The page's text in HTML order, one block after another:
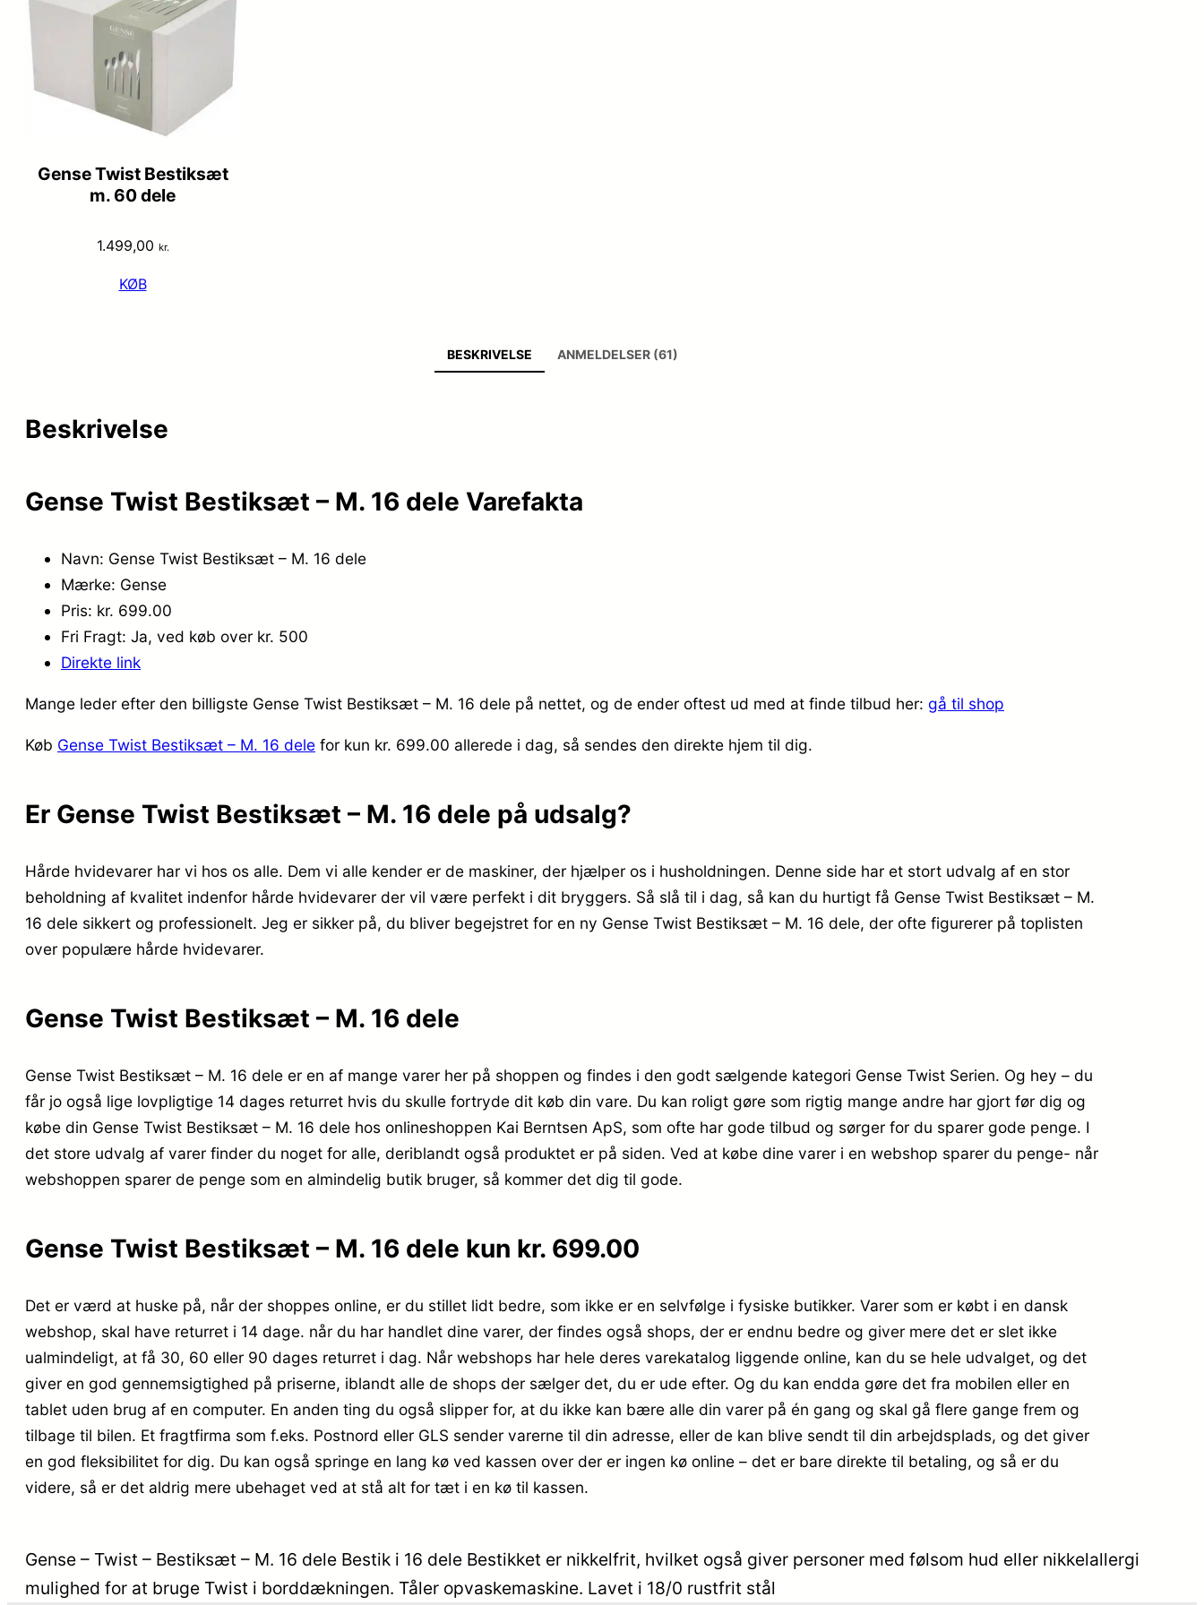
Gense Twist Bestiksæt
m. 60 dele
1.499,00 kr.
KØB
BESKRIVELSE ANMELDELSER (61)
Beskrivelse
Gense Twist Bestiksæt – M. 16 dele Varefakta
Navn: Gense Twist Bestiksæt – M. 16 dele
Mærke: Gense
Pris: kr. 699.00
Fri Fragt: Ja, ved køb over kr. 500
Direkte link
Mange leder efter den billigste Gense Twist Bestiksæt – M. 16 dele på nettet, og de ender oftest ud med at finde tilbud her: gå til shop
Køb Gense Twist Bestiksæt – M. 16 dele for kun kr. 699.00 allerede i dag, så sendes den direkte hjem til dig.
Er Gense Twist Bestiksæt – M. 16 dele på udsalg?
Hårde hvidevarer har vi hos os alle. Dem vi alle kender er de maskiner, der hjælper os i husholdningen. Denne side har et stort udvalg af en stor
beholdning af kvalitet indenfor hårde hvidevarer der vil være perfekt i dit bryggers. Så slå til i dag, så kan du hurtigt få Gense Twist Bestiksæt – M.
16 dele sikkert og professionelt. Jeg er sikker på, du bliver begejstret for en ny Gense Twist Bestiksæt – M. 16 dele, der ofte figurerer på toplisten
over populære hårde hvidevarer.
Gense Twist Bestiksæt – M. 16 dele
Gense Twist Bestiksæt – M. 16 dele er en af mange varer her på shoppen og findes i den godt sælgende kategori Gense Twist Serien. Og hey – du
får jo også lige lovpligtige 14 dages returret hvis du skulle fortryde dit køb din vare. Du kan roligt gøre som rigtig mange andre har gjort før dig og
købe din Gense Twist Bestiksæt – M. 16 dele hos onlineshoppen Kai Berntsen ApS, som ofte har gode tilbud og sørger for du sparer gode penge. I
det store udvalg af varer finder du noget for alle, deriblandt også produktet er på siden. Ved at købe dine varer i en webshop sparer du penge- når
webshoppen sparer de penge som en almindelig butik bruger, så kommer det dig til gode.
Gense Twist Bestiksæt – M. 16 dele kun kr. 699.00
Det er værd at huske på, når der shoppes online, er du stillet lidt bedre, som ikke er en selvfølge i fysiske butikker. Varer som er købt i en dansk
webshop, skal have returret i 14 dage. når du har handlet dine varer, der findes også shops, der er endnu bedre og giver mere det er slet ikke
ualmindeligt, at få 30, 60 eller 90 dages returret i dag. Når webshops har hele deres varekatalog liggende online, kan du se hele udvalget, og det
giver en god gennemsigtighed på priserne, iblandt alle de shops der sælger det, du er ude efter. Og du kan endda gøre det fra mobilen eller en
tablet uden brug af en computer. En anden ting du også slipper for, at du ikke kan bære alle din varer på én gang og skal gå flere gange frem og
tilbage til bilen. Et fragtfirma som f.eks. Postnord eller GLS sender varerne til din adresse, eller de kan blive sendt til din arbejdsplads, og det giver
en god fleksibilitet for dig. Du kan også springe en lang kø ved kassen over der er ingen kø online – det er bare direkte til betaling, og så er du
videre, så er det aldrig mere ubehaget ved at stå alt for tæt i en kø til kassen.
Gense – Twist – Bestiksæt – M. 16 dele Bestik i 16 dele Bestikket er nikkelfrit, hvilket også giver personer med følsom hud eller nikkelallergi
mulighed for at bruge Twist i borddækningen. Tåler opvaskemaskine. Lavet i 18/0 rustfrit stål